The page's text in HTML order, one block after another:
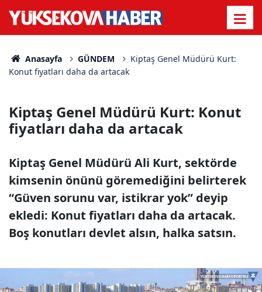
Anasayfa GÜNDEM
Kiptaş Genel Müdürü Kurt:
Konut fiyatları daha da artacak
Kiptaş Genel Müdürü Kurt: Konut
fiyatları daha da artacak
Kiptaş Genel Müdürü Ali Kurt, sektörde
kimsenin önünü göremediğini belirterek
“Güven sorunu var, istikrar yok” deyip
ekledi: Konut fiyatları daha da artacak.
Boş konutları devlet alsın, halka satsın.